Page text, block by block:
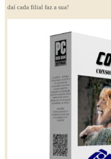
daí cada filial faz a sua!